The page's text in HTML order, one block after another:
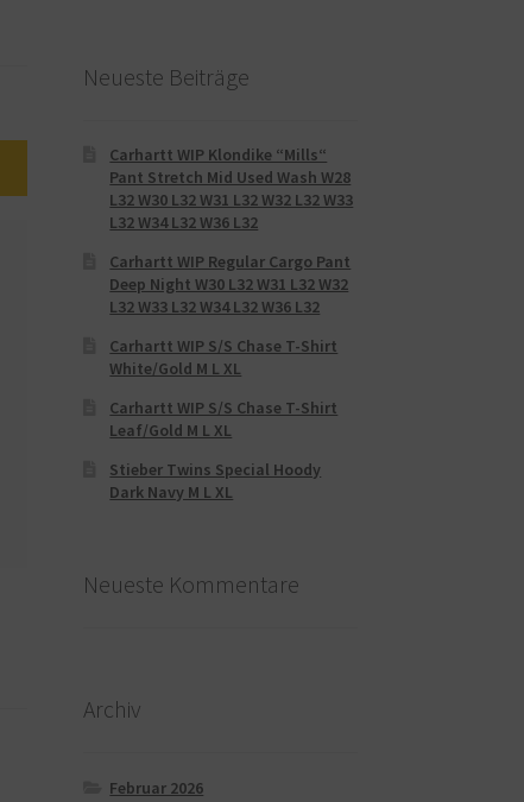
Neueste Beiträge
Carhartt WIP Klondike “Mills“
Pant Stretch Mid Used Wash W28
L32 W30 L32 W31 L32 W32 L32 W33
L32 W34 L32 W36 L32
Carhartt WIP Regular Cargo Pant
Deep Night W30 L32 W31 L32 W32
L32 W33 L32 W34 L32 W36 L32
Carhartt WIP S/S Chase T-Shirt
White/Gold M L XL
Carhartt WIP S/S Chase T-Shirt
Leaf/Gold M L XL
Stieber Twins Special Hoody
Dark Navy M L XL
Neueste Kommentare
Archiv
Februar 2026